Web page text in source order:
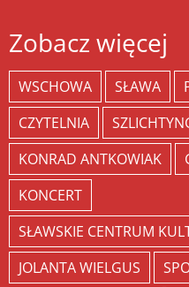
Zobacz więcej
WSCHOWA SŁAWA
CZYTELNIA
KONRAD ANTKOWIAK
KONCERT
SŁAWSKIE CENTRUM
JOLANTA WIELGUS